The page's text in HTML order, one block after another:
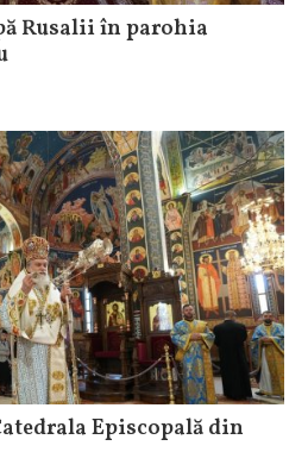
Rusalii în parohia
Episcopală din